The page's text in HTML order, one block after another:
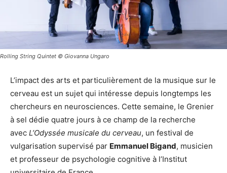
Rolling String Quintet © Giovanna Ungaro
L’impact des arts et particulièrement de la musique sur le
cerveau est un sujet qui intéresse depuis longtemps les
chercheurs en neurosciences. Cette semaine, le Grenier
à sel dédie quatre jours à ce champ de la recherche
avec L’Odyssée musicale du cerveau, un festival de
vulgarisation supervisé par Emmanuel Bigand, musicien
et professeur de psychologie cognitive à l’Institut